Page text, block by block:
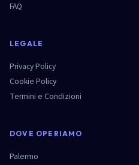
FAQ
LEGALE
Privacy Policy
Cookie Policy
Termini e Condizioni
DOVE OPERIAMO
Palermo